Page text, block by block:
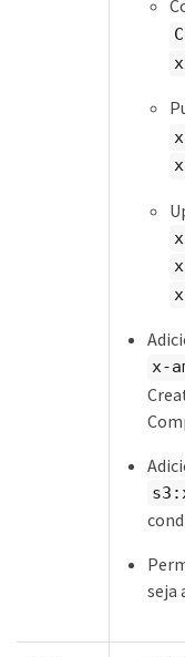
x-
seja